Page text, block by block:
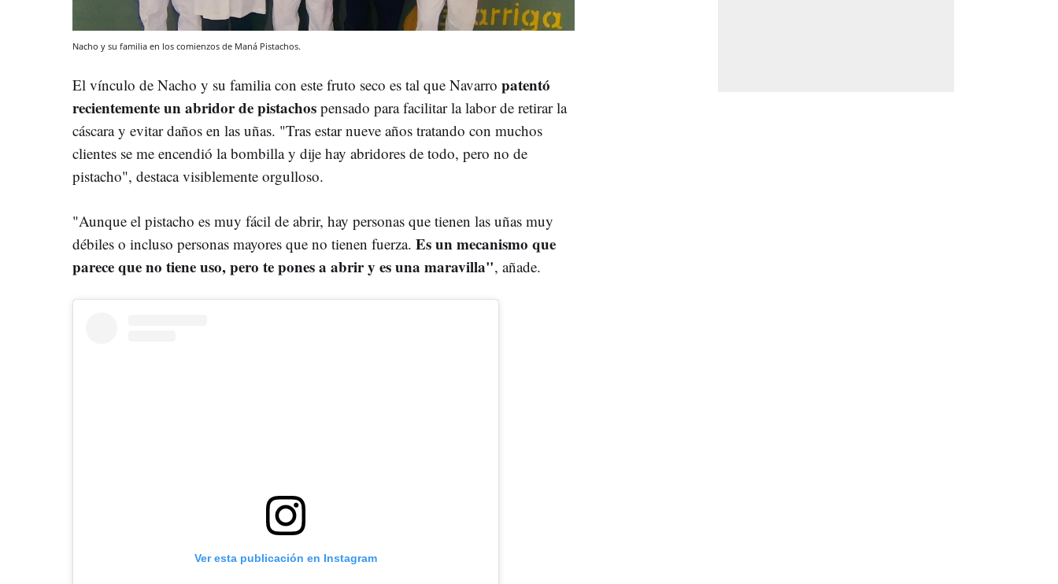
Nacho y su familia en los comienzos de Maná Pistachos.
El vínculo de Nacho y su familia con este fruto seco es tal que Navarro patentó
recientemente un abridor de pistachos pensado para facilitar la labor de retirar la
cáscara y evitar daños en las uñas. "Tras estar nueve años tratando con muchos
clientes se me encendió la bombilla y dije hay abridores de todo, pero no de
pistacho", destaca visiblemente orgulloso.
"Aunque el pistacho es muy fácil de abrir, hay personas que tienen las uñas muy
débiles o incluso personas mayores que no tienen fuerza. Es un mecanismo que
parece que no tiene uso, pero te pones a abrir y es una maravilla", añade.
Ver esta publicación en Instagram